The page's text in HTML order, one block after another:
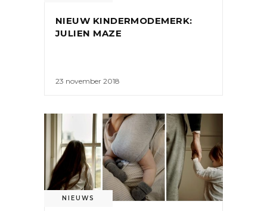
NIEUW KINDERMODEMERK:
JULIEN MAZE
23 november 2018
NIEUWS